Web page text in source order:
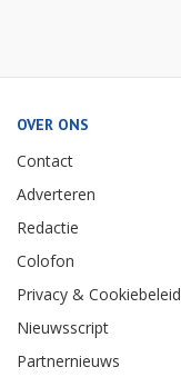
OVER ONS
Contact
Adverteren
Redactie
Colofon
Privacy & Cookiebeleid
Nieuwsscript
Partnernieuws